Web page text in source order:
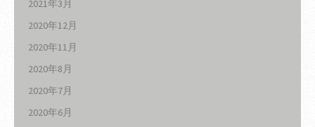
2021年3月
2020年12月
2020年11月
2020年8月
2020年7月
2020年6月